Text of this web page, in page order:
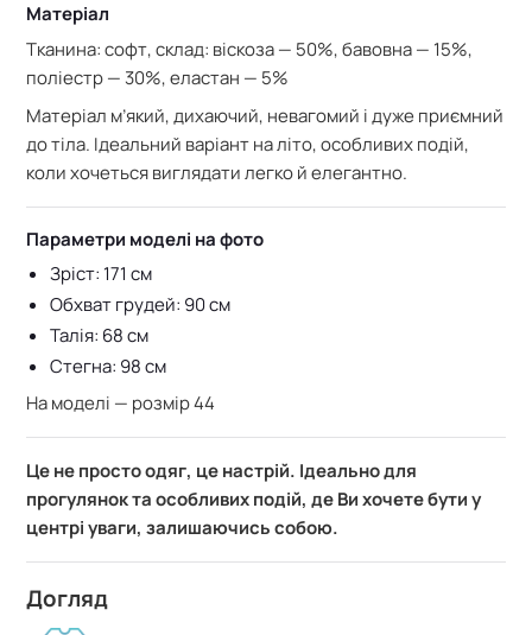
Матеріал
Тканина: софт,склад: віскоза — 50%, бавовна — 15%,
поліестр — 30%, еластан — 5%
Матеріал м’який, дихаючий, невагомий і дуже приємний
до тіла. Ідеальний варіант на літо, особливих подій,
коли хочеться виглядати легко й елегантно.
Параметри моделі на фото
Зріст: 171 см
Обхват грудей: 90 см
Талія: 68 см
Стегна: 98 см
На моделі — розмір 44
Це не просто одяг, це настрій. Ідеально для
прогулянок та особливих подій, де Ви хочете бути у
центрі уваги, залишаючись собою.
Догляд